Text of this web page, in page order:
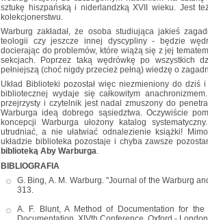
sztukę hiszpańską i niderlandzką XVII wieku. Jest
kolekcjonerstwu.
Warburg zakładał, że osoba studiująca jakieś
teologii czy jeszcze innej dyscypliny - będzie
docierając do problemów, które wiążą się z jej
sekcjach. Poprzez taką wędrówkę po wszystkich
pełniejszą (choć nigdy przecież pełną) wiedzę o
Układ Biblioteki pozostał więc niezmieniony do dziś
bibliotecznej wydaje się całkowitym
przejrzysty i czytelnik jest nadal zmuszony do
Warburga ideą dobrego sąsiedztwa. Oczywiście
koncepcji Warburga ułożony katalog
utrudniać, a nie ułatwiać odnalezienie książki!
układzie biblioteka pozostaje i chyba zawsze
biblioteką Aby Warburga.
BIBLIOGRAFIA
G. Bing, A. M. Warburg. "Journal of the Warburg
313.
A. F. Blunt, A Method of Documentation for